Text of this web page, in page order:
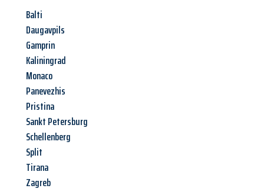
Balti
Daugavpils
Gamprin
Kaliningrad
Monaco
Panevezhis
Pristina
Sankt Petersburg
Schellenberg
Split
Tirana
Zagreb